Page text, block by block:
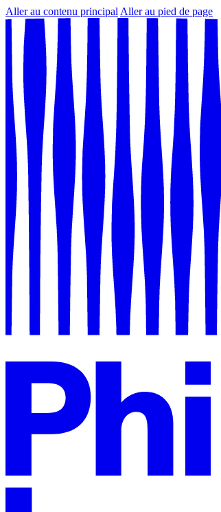
Aller au contenu principal Aller au pied de page